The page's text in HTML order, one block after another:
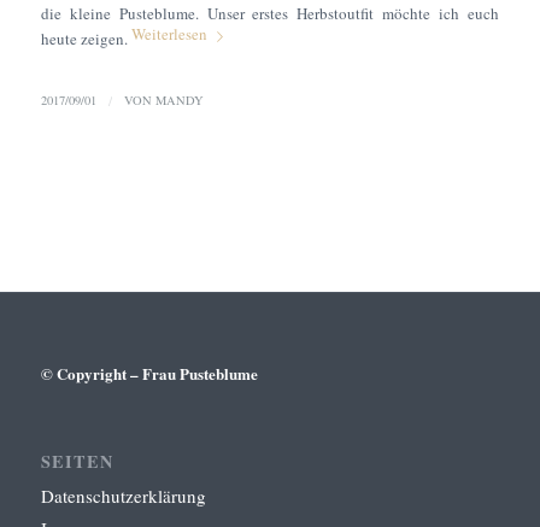
die kleine Pusteblume. Unser erstes Herbstoutfit möchte ich euch
heute zeigen.Weiterlesen
2017/09/01 / VON MANDY
© Copyright – Frau Pusteblume
SEITEN
Datenschutzerklärung